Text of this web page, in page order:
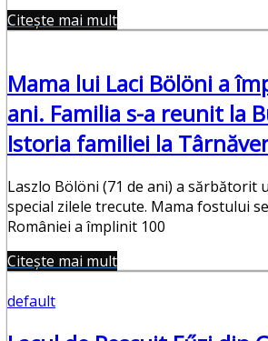
Citește mai mult
Mama lui Laci Bölöni a
ani. Familia s-a reunit la
Istoria familiei la
Laszlo Bölöni (71 de ani) a sărbătorit
special zilele trecute. Mama fostului
României a împlinit 100
Citește mai mult
default